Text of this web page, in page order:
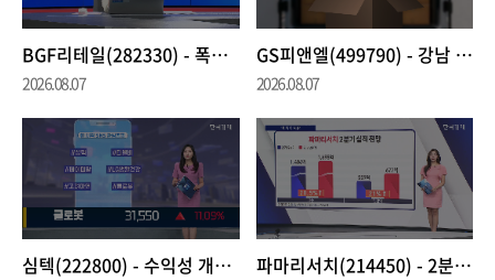
BGF리테일(282330) - 폭염·외국인 관광객 유입 증가에 실적 모멘텀 지속
2026.08.07
GS피앤엘(499790) - 강남 핵심 입지·관광지 중심 호텔 보유···경쟁력 부각
2026.08.07
심텍(222800) - 수익성 개선 본격화 주목 파마리서치(214450) - 2분기 '최대실적' 전망···리쥬란·화장품 호조